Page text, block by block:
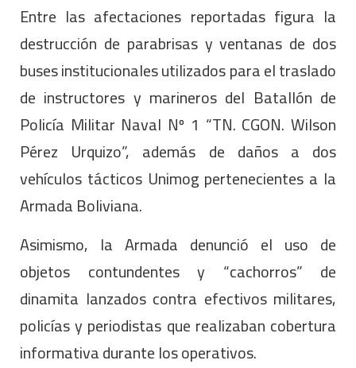
Entre las afectaciones reportadas figura la
destrucción de parabrisas y ventanas de dos
buses institucionales utilizados para el traslado
de instructores y marineros del Batallón de
Policía Militar Naval Nº 1 “TN. CGON. Wilson
Pérez Urquizo”, además de daños a dos
vehículos tácticos Unimog pertenecientes a la
Armada Boliviana.
Asimismo, la Armada denunció el uso de
objetos contundentes y “cachorros” de
dinamita lanzados contra efectivos militares,
policías y periodistas que realizaban cobertura
informativa durante los operativos.